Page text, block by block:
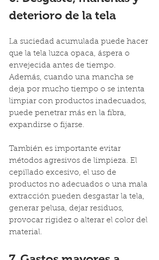
deterioro de la tela
La suciedad acumulada puede hacer
que la tela luzca opaca, áspera o
envejecida antes de tiempo.
Además, cuando una mancha se
deja por mucho tiempo o se intenta
limpiar con productos inadecuados,
puede penetrar más en la fibra,
expandirse o fijarse.
También es importante evitar
métodos agresivos de limpieza. El
cepillado excesivo, el uso de
productos no adecuados o una mala
extracción pueden desgastar la tela,
generar pelusa, dejar residuos,
provocar rigidez o alterar el color del
material.